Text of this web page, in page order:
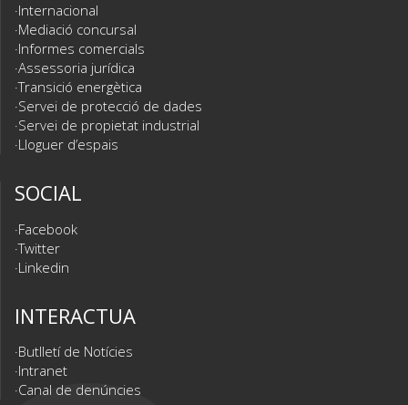
Internacional
Mediació concursal
Informes comercials
Assessoria jurídica
Transició energètica
Servei de protecció de dades
Servei de propietat industrial
Lloguer d’espais
SOCIAL
Facebook
Twitter
Linkedin
INTERACTUA
Butlletí de Notícies
Intranet
Canal de denúncies